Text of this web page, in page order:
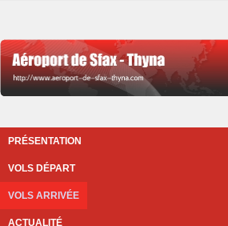
PRÉSENTATION
VOLS DÉPART
VOLS ARRIVÉE
ACTUALITÉ